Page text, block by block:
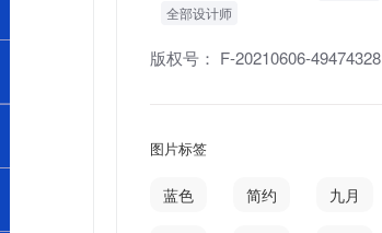
全部设计师
版权号： F-20210606-49474328
图片标签
蓝色 简约 九月